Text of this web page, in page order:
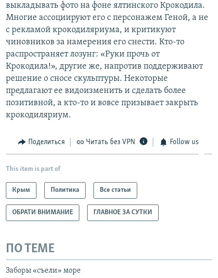
выкладывать фото на фоне ялтинского Крокодила.
Многие ассоциируют его с персонажем Геной, а не
с рекламой крокодиляриума, и критикуют
чиновников за намерения его снести. Кто-то
распространяет лозунг: «Руки прочь от
Крокодила!», другие же, напротив поддерживают
решение о сносе скульптуры. Некоторые
предлагают ее видоизменить и сделать более
позитивной, а кто-то и вовсе призывает закрыть
крокодиляриум.
Поделиться Читать без VPN Follow us
This item is part of
Крым Политика Все статьи
ОБРАТИ ВНИМАНИЕ ГЛАВНОЕ ЗА СУТКИ
ПО ТЕМЕ
Заборы «съели» море